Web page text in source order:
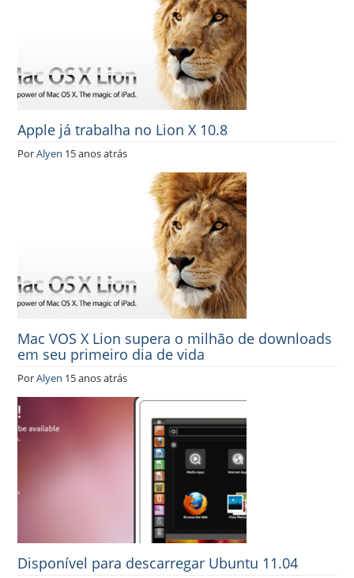
Apple já trabalha no Lion X 10.8
PorAlyen 15 anos atrás
Mac VOS X Lion supera o milhão de downloads
em seu primeiro dia de vida
PorAlyen 15 anos atrás
Disponível para descarregar Ubuntu 11.04